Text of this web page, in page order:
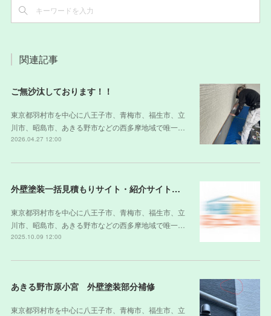
関連記事
ご無沙汰しております！！
東京都羽村市を中心に八王子市、青梅市、福生市、立
川市、昭島市、あきる野市などの西多摩地域で唯一…
2026.04.27 12:00
外壁塗装一括見積もりサイト・紹介サイトの裏側
東京都羽村市を中心に八王子市、青梅市、福生市、立
川市、昭島市、あきる野市などの西多摩地域で唯一…
2025.10.09 12:00
あきる野市原小宮 外壁塗装部分補修
東京都羽村市を中心に八王子市、青梅市、福生市、立